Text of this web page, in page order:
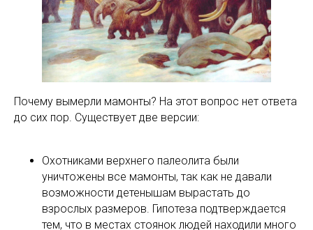
Почему вымерли мамонты? На этот вопрос нет ответа
до сих пор. Существует две версии:
Охотниками верхнего палеолита были
уничтожены все мамонты, так как не давали
возможности детенышам вырастать до
взрослых размеров. Гипотеза подтверждается
тем, что в местах стоянок людей находили много